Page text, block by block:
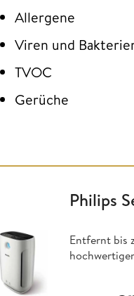
Allergene
Viren und
TVOC
Gerüche
Philips
Entfernt bis